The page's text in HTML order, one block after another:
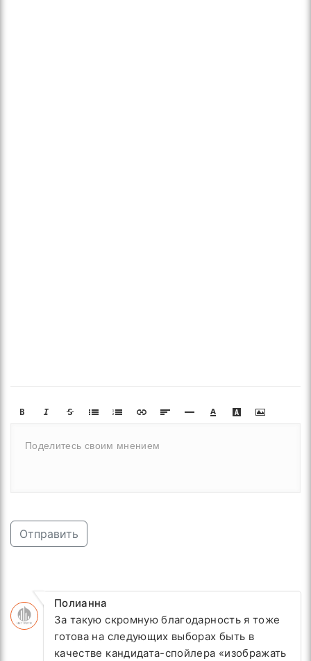
Отправить
Полианна
За такую скромную благодарность я тоже
готова на следующих выборах быть в
качестве кандидата-спойлера «изображать